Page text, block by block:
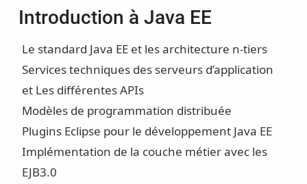
Introduction à Java EE
Le standard Java EE et les architecture n-tiers
Services techniques des serveurs d’application
et Les différentes APIs
Modèles de programmation distribuée
Plugins Eclipse pour le développement Java EE
Implémentation de la couche métier avec les
EJB3.0